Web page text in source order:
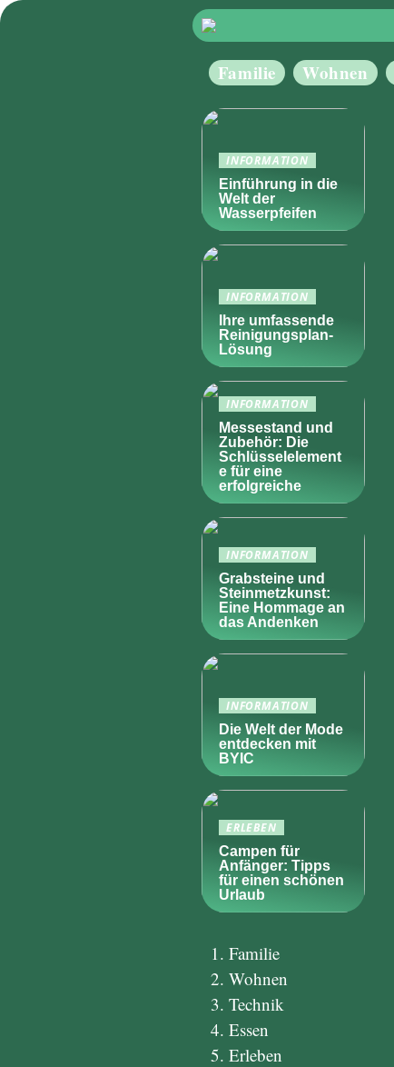
Familie Wohnen
INFORMATION
Einführung in die
Welt der
Wasserpfeifen
INFORMATION
Ihre umfassende
Reinigungsplan-
Lösung
INFORMATION
Messestand und
Zubehör: Die
Schlüsselelement
e für eine
erfolgreiche
INFORMATION
Grabsteine und
Steinmetzkunst:
Eine Hommage an
das Andenken
INFORMATION
Die Welt der Mode
entdecken mit
BYIC
ERLEBEN
Campen für
Anfänger: Tipps
für einen schönen
Urlaub
Familie
Wohnen
Technik
Essen
Erleben